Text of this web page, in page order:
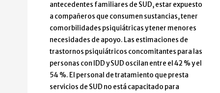
antecedentes familiares de SUD, estar expuesto
a compañeros que consumen sustancias, tener
comorbilidades psiquiátricas y tener menores
necesidades de apoyo. Las estimaciones de
trastornos psiquiátricos concomitantes para las
personas con IDD y SUD oscilan entre el 42 % y el
54 %. El personal de tratamiento que presta
servicios de SUD no está capacitado para